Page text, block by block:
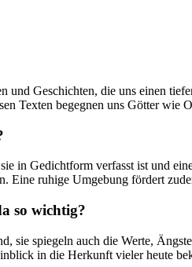
Geschichten, die uns einen
Texten begegnen uns Götter
in Gedichtform verfasst ist und
Eine ruhige Umgebung fördert
so wichtig?
sie spiegeln auch die Werte,
in die Herkunft vieler heute